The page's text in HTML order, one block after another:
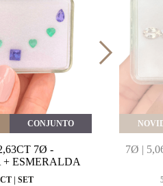
CONJUNTO
7Ø -
ESMERALDA
| SET
7Ø |